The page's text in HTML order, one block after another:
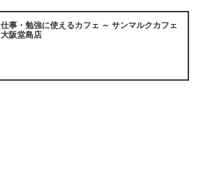
仕事・勉強に使えるカフェ ～ サンマルクカフェ
大阪堂島店